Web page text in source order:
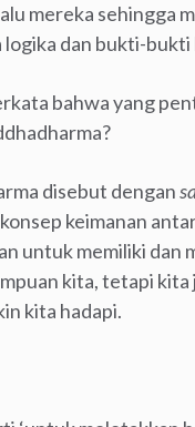
mereka sehingga
dan bukti-bukti
bahwa yang
disebut dengan
keimanan
untuk memiliki dan
kita, tetapi
kita hadapi.